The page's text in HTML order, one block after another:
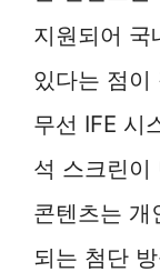
지원되어 국
있다는 점이
무선 IFE 시
석 스크린이
콘텐츠는 개
되는 첨단